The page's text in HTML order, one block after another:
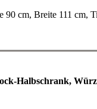
90 cm, Breite 111 cm,
Halbschrank,